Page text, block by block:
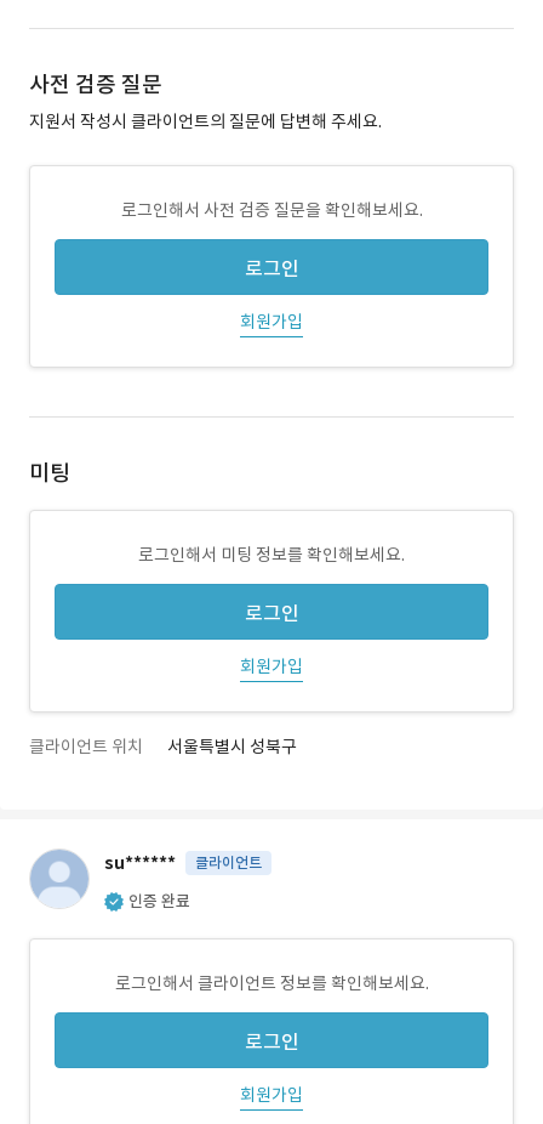
사전 검증 질문
지원서 작성시 클라이언트의 질문에 답변해 주세요.
로그인해서 사전 검증 질문을 확인해보세요.
로그인
회원가입
미팅
로그인해서 미팅 정보를 확인해보세요.
로그인
회원가입
클라이언트 위치 서울특별시 성북구
su****** 클라이언트
인증 완료
로그인해서 클라이언트 정보를 확인해보세요.
로그인
회원가입